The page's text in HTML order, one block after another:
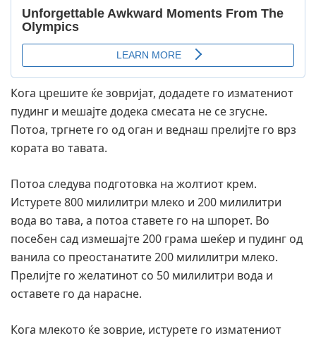
Кога црешите ќе зовријат, додадете го изматениот
пудинг и мешајте додека смесата не се згусне.
Потоа, тргнете го од оган и веднаш прелијте го врз
кората во тавата.
Потоа следува подготовка на жолтиот крем.
Истурете 800 милилитри млеко и 200 милилитри
вода во тава, а потоа ставете го на шпорет. Во
посебен сад измешајте 200 грама шеќер и пудинг од
ванила со преостанатите 200 милилитри млеко.
Прелијте го желатинот со 50 милилитри вода и
оставете го да нарасне.
Кога млекото ќе зоврие, истурете го изматениот